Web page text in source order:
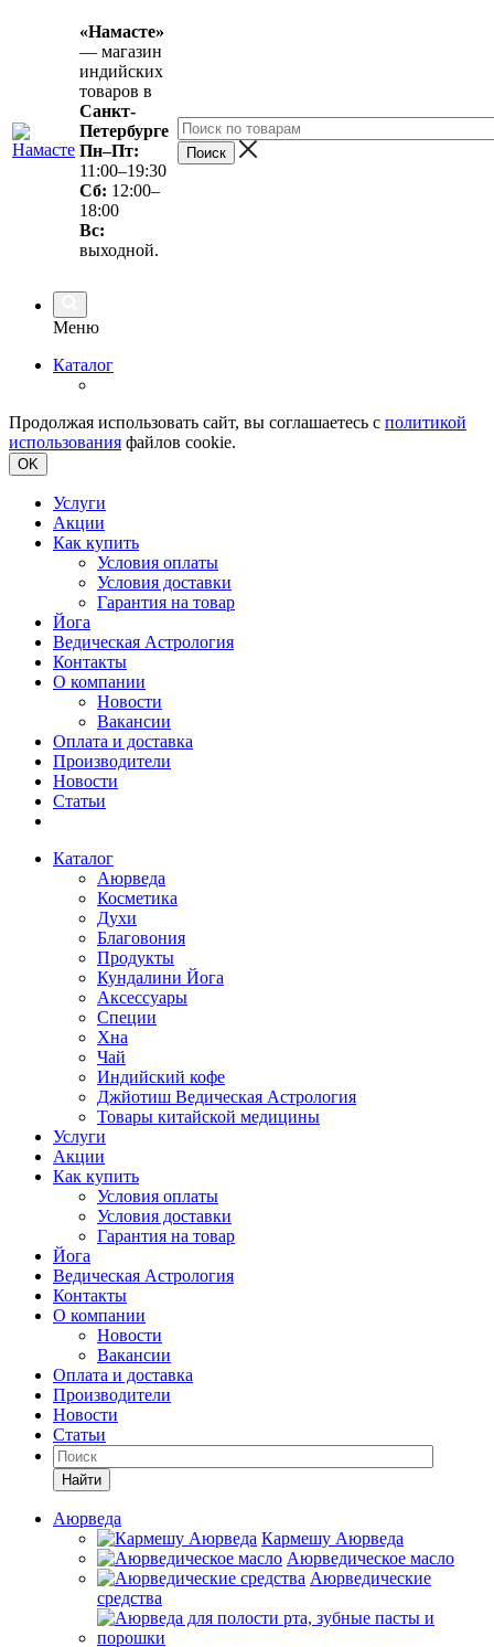
«Намасте»
— магазин
индийских
товаров в
Санкт-
Петербурге
Пн–Пт:
11:00–19:30
Сб: 12:00–
18:00
Вс:
выходной.
Меню
Каталог
Продолжая использовать сайт, вы соглашаетесь с политикой
использования файлов cookie.
OK
Услуги
Акции
Как купить
Условия оплаты
Условия доставки
Гарантия на товар
Йога
Ведическая Астрология
Контакты
О компании
Новости
Вакансии
Оплата и доставка
Производители
Новости
Статьи
Каталог
Аюрведа
Косметика
Духи
Благовония
Продукты
Кундалини Йога
Аксессуары
Специи
Хна
Чай
Индийский кофе
Джйотиш Ведическая Астрология
Товары китайской медицины
Услуги
Акции
Как купить
Условия оплаты
Условия доставки
Гарантия на товар
Йога
Ведическая Астрология
Контакты
О компании
Новости
Вакансии
Оплата и доставка
Производители
Новости
Статьи
Найти
Аюрведа
Кармешу Аюрведа
Аюрведическое масло
Аюрведические
средства